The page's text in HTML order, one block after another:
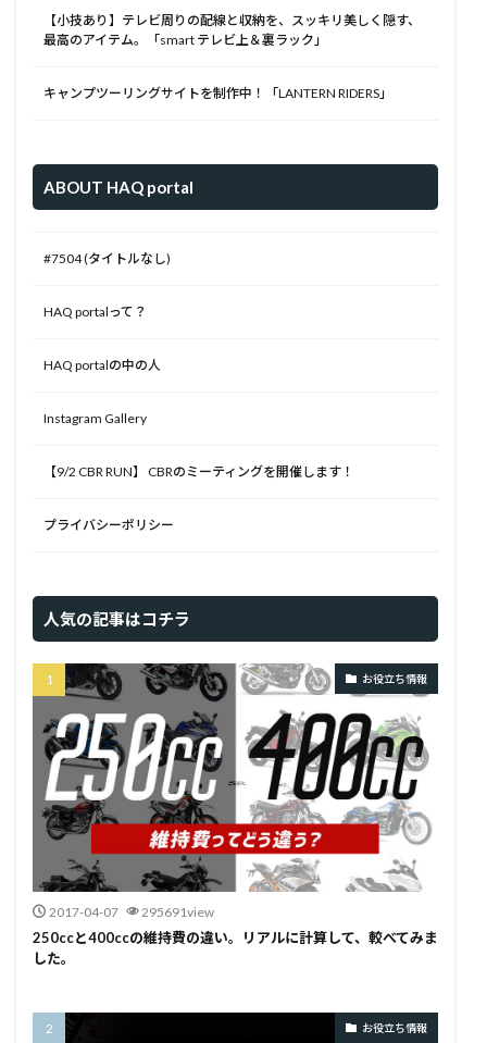
【小技あり】テレビ周りの配線と収納を、スッキリ美しく隠す、
最高のアイテム。「smart テレビ上＆裏ラック」
キャンプツーリングサイトを制作中！「LANTERN RIDERS」
ABOUT HAQ portal
#7504 (タイトルなし)
HAQ portalって？
HAQ portalの中の人
Instagram Gallery
【9/2 CBR RUN】 CBRのミーティングを開催します！
プライバシーポリシー
人気の記事はコチラ
お役立ち情報
2017-04-07 295691view
250ccと400ccの維持費の違い。リアルに計算して、較べてみま
した。
お役立ち情報